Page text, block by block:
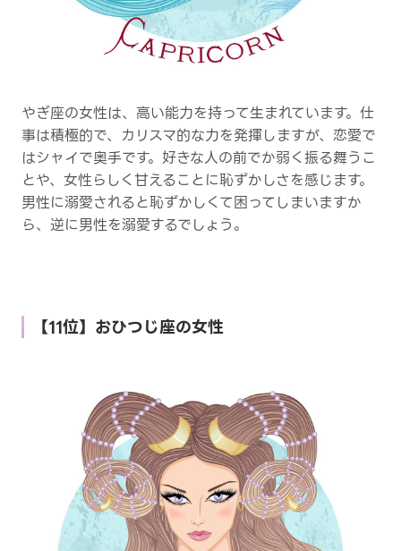
やぎ座の女性は、高い能力を持って生まれています。仕
事は積極的で、カリスマ的な力を発揮しますが、恋愛で
はシャイで奥手です。好きな人の前でか弱く振る舞うこ
とや、女性らしく甘えることに恥ずかしさを感じます。
男性に溺愛されると恥ずかしくて困ってしまいますか
ら、逆に男性を溺愛するでしょう。
【11位】おひつじ座の女性